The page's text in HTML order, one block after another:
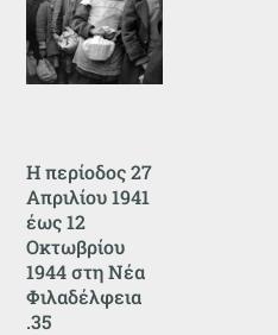
Η περίοδος 27
Απριλίου 1941
έως 12
Οκτωβρίου
1944 στη Νέα
Φιλαδέλφεια
.35